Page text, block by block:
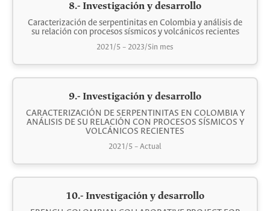
8.- Investigación y desarrollo
Caracterización de serpentinitas en Colombia y análisis de
su relación con procesos sísmicos y volcánicos recientes
2021/5 – 2023/Sin mes
9.- Investigación y desarrollo
CARACTERIZACIÓN DE SERPENTINITAS EN COLOMBIA Y
ANÁLISIS DE SU RELACIÓN CON PROCESOS SÍSMICOS Y
VOLCÁNICOS RECIENTES
2021/5 – Actual
10.- Investigación y desarrollo